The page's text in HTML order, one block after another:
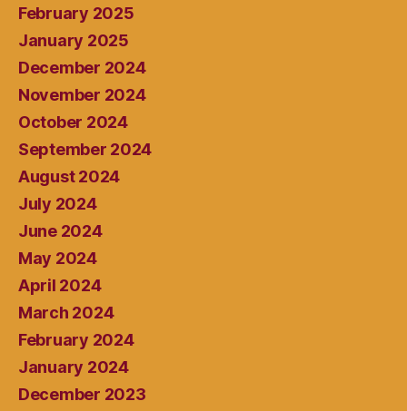
February 2025
January 2025
December 2024
November 2024
October 2024
September 2024
August 2024
July 2024
June 2024
May 2024
April 2024
March 2024
February 2024
January 2024
December 2023